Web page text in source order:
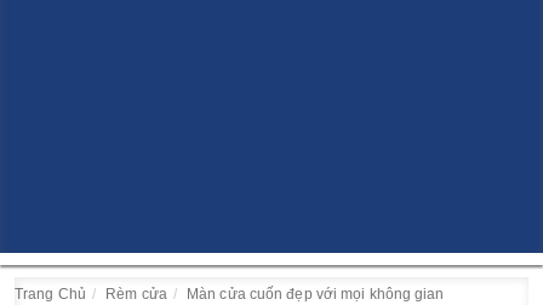
Trang Chủ Rèm cửa Màn cửa cuốn đẹp với mọi không gian